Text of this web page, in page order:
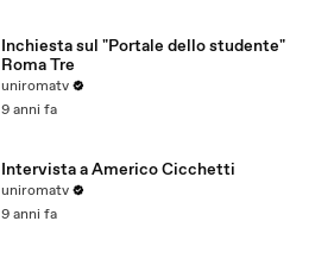
Inchiesta sul "Portale dello studente"
Roma Tre
uniromatv
9 anni fa
Intervista a Americo Cicchetti
uniromatv
9 anni fa